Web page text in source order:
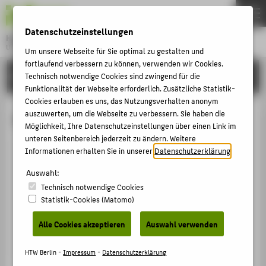
Hochschule für Technik und Wirtschaft Berlin
University of Applied Sciences
Menu
HOCHSCHULE
Michael Jahrendt
Michael.Jahrendt@HTW-Berlin.de
Campus Wilhelminenhof
TGS Haus 9 , 206
Ostendstraße 25
12459Berlin
THEMEN
HOCHSCHULE
CAMPUS
STUDIUM
LEHRE
KARRIERE
INTERNATIONAL
INFORMATIONEN FÜR
Datenschutzeinstellungen
Um unsere Webseite für Sie optimal zu gestalten und
fortlaufend verbessern zu können, verwenden wir Cookies.
Technisch notwendige Cookies sind zwingend für die
Funktionalität der Webseite erforderlich. Zusätzliche Statistik-
Cookies erlauben es uns, das Nutzungsverhalten anonym
auszuwerten, um die Webseite zu verbessern. Sie haben die
Möglichkeit, Ihre Datenschutzeinstellungen über einen Link im
unteren Seitenbereich jederzeit zu ändern. Weitere
Informationen erhalten Sie in unsererDatenschutzerklärung
Auswahl:
Technisch notwendige Cookies
Statistik-Cookies (Matomo)
Alle Cookies akzeptieren Auswahl verwenden
HTW Berlin -Impressum- Datenschutzerklärung